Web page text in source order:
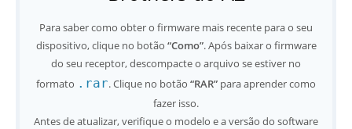
Para saber como obter o firmware mais recente para o seu
dispositivo, clique no botão “Como”. Após baixar o firmware
do seu receptor, descompacte o arquivo se estiver no
formato .rar. Clique no botão “RAR” para aprender como
fazer isso.
Antes de atualizar, verifique o modelo e a versão do software